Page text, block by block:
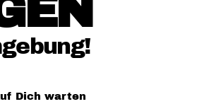
Dich warten